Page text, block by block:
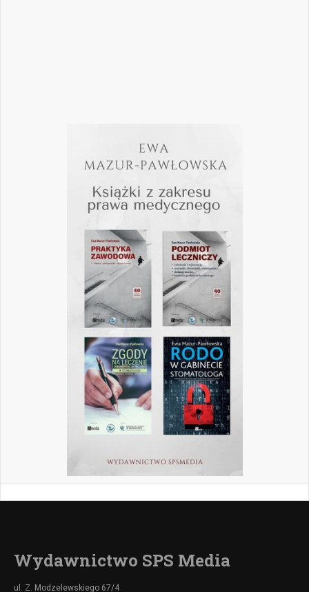
Wydawnictwo SPS Media
ul. Z. Modzelewskiego 67/4